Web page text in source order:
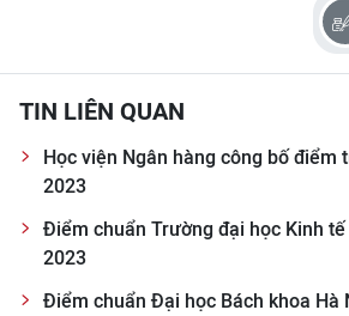
Đồng bằng sông Hồng
Bắc Trung Bộ
Nguyên
Đông Nam Bộ
TIN LIÊN QUAN
Học viện Ngân hàng công bố điểm
2023
Điểm chuẩn Trường đại học Kinh
2023
Điểm chuẩn Đại học Bách khoa Hà